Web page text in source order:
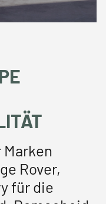
Rover,
für die